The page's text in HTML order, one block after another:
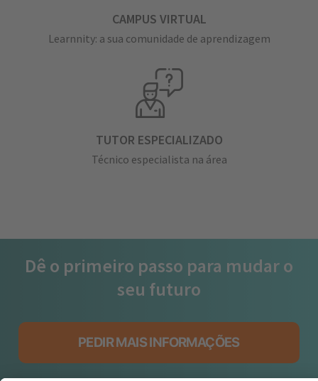
CAMPUS VIRTUAL
Learnnity: a sua comunidade de aprendizagem
TUTOR ESPECIALIZADO
Técnico especialista na área
Dê o primeiro passo para mudar o
seu futuro
PEDIR MAIS INFORMAÇÕES